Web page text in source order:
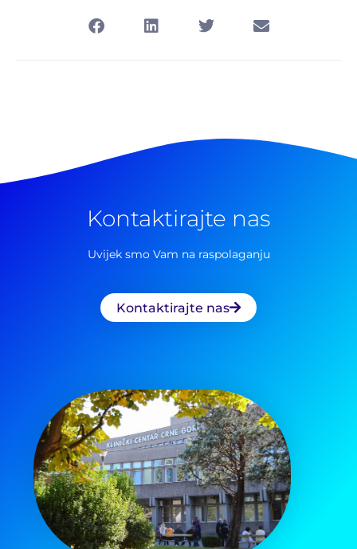
Kontaktirajte nas
Uvijek smo Vam na raspolaganju
Kontaktirajte nas